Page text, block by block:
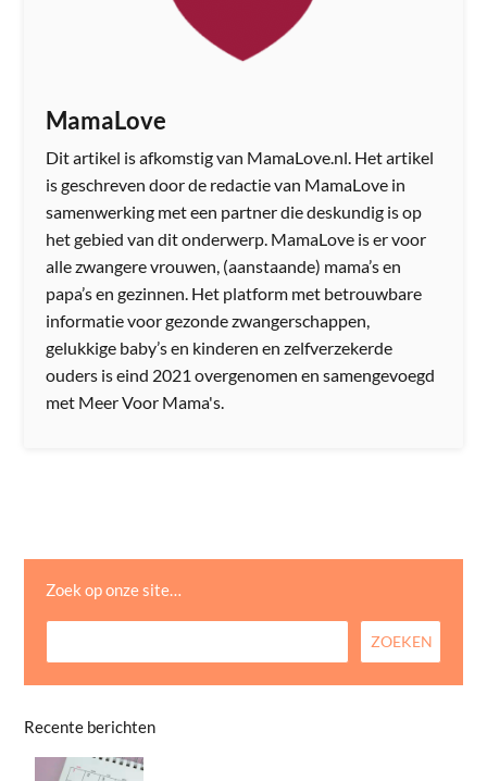
MamaLove
Dit artikel is afkomstig van MamaLove.nl. Het artikel
is geschreven door de redactie van MamaLove in
samenwerking met een partner die deskundig is op
het gebied van dit onderwerp. MamaLove is er voor
alle zwangere vrouwen, (aanstaande) mama’s en
papa’s en gezinnen. Het platform met betrouwbare
informatie voor gezonde zwangerschappen,
gelukkige baby’s en kinderen en zelfverzekerde
ouders is eind 2021 overgenomen en samengevoegd
met Meer Voor Mama's.
Zoek op onze site…
Recente berichten